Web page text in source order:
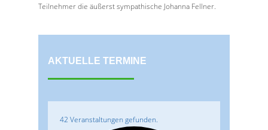
Teilnehmer die äußerst sympathische Johanna Fellner.
AKTUELLE TERMINE
42 Veranstaltungen gefunden.